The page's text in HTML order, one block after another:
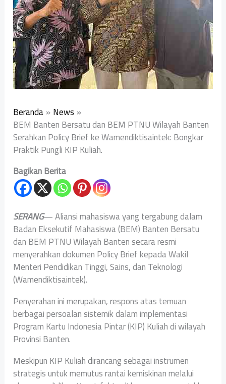
Beranda News
‎BEM Banten Bersatu dan BEM PTNU Wilayah Banten
Serahkan Policy Brief ke Wamendiktisaintek: Bongkar
Praktik Pungli KIP Kuliah. ‎
Bagikan Berita
SERANG— Aliansi mahasiswa yang tergabung dalam
Badan Eksekutif Mahasiswa (BEM) Banten Bersatu
dan BEM PTNU Wilayah Banten secara resmi
menyerahkan dokumen Policy Brief kepada Wakil
Menteri Pendidikan Tinggi, Sains, dan Teknologi
(Wamendiktisaintek).
Penyerahan ini merupakan, respons atas temuan
berbagai persoalan sistemik dalam implementasi
Program Kartu Indonesia Pintar (KIP) Kuliah di wilayah
Provinsi Banten.
‎Meskipun KIP Kuliah dirancang sebagai instrumen
strategis untuk memutus rantai kemiskinan melalui